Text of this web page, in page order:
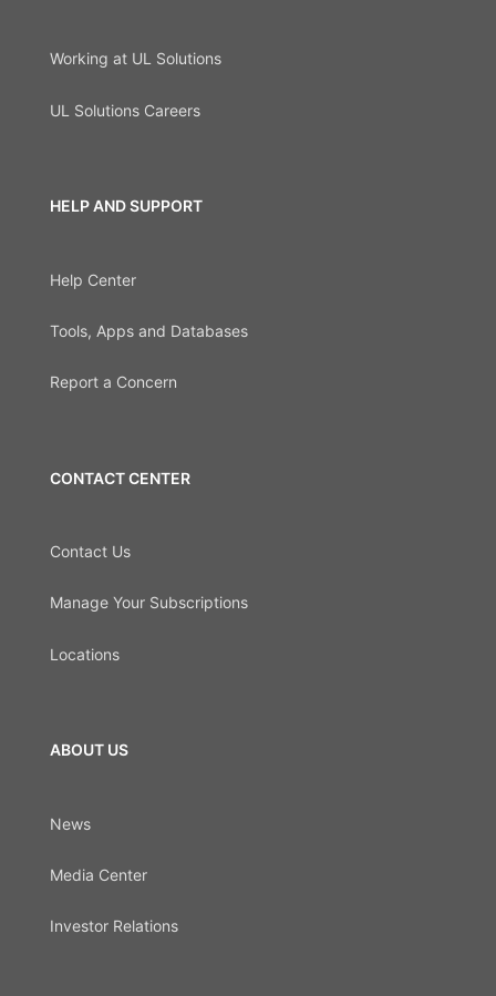
Working at UL Solutions
UL Solutions Careers
HELP AND SUPPORT
Help Center
Tools, Apps and Databases
Report a Concern
CONTACT CENTER
Contact Us
Manage Your Subscriptions
Locations
ABOUT US
News
Media Center
Investor Relations